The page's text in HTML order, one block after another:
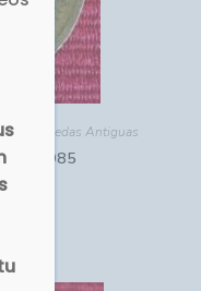
Monedas Antiguas
1985